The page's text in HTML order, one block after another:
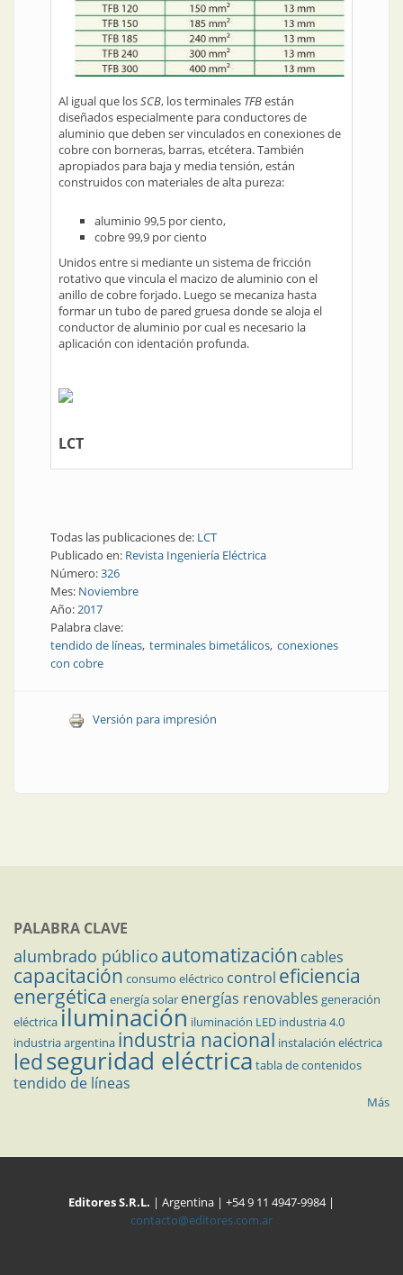
Al igual que losSCB, los terminales TFBestán
diseñados especialmente para conductores de
aluminio que deben ser vinculados en conexiones de
cobre con borneras, barras, etcétera. También
apropiados para baja y media tensión, están
construidos con materiales de alta pureza:
aluminio 99,5 por ciento,
cobre 99,9 por ciento
Unidos entre si mediante un sistema de fricción
rotativo que vincula el macizo de aluminio con el
anillo de cobre forjado. Luego se mecaniza hasta
formar un tubo de pared gruesa donde se aloja el
conductor de aluminio por cual es necesario la
aplicación con identación profunda.
LCT
Todas las publicaciones de: LCT
Publicado en: Revista Ingeniería Eléctrica
Número:326
Mes: Noviembre
Año:2017
Palabra clave:
tendido de líneas terminales bimetálicos conexiones
con cobre
Versión para impresión
PALABRA CLAVE
alumbrado público automatización cables
capacitación consumo eléctrico control eficiencia
energética energía solar energías renovables generación
eléctricailuminación iluminación LED industria 4.0
industria argentina industria nacional instalación eléctrica
ledseguridad eléctrica tabla de contenidos
tendido de líneas
Más
Editores S.R.L. | Argentina | +54 9 11 4947-9984 |
contacto@editores.com.ar